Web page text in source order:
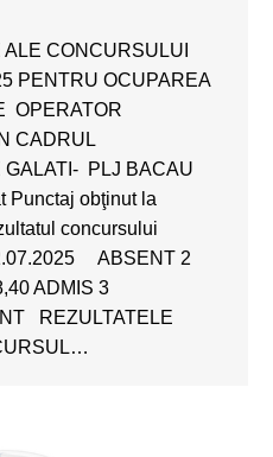
CONCURSULUI
PENTRU OCUPAREA
OPERATOR
CADRUL
PLJ BACAU
Punctaj obţinut la
concursului
ABSENT 2
ADMIS 3
REZULTATELE